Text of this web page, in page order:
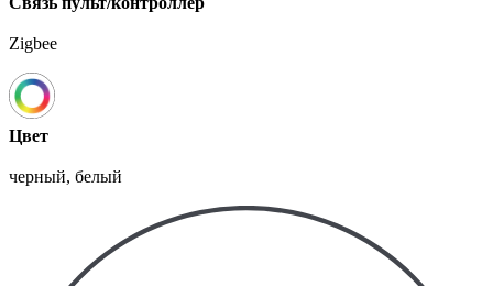
Zigbee
Цвет
черный, белый